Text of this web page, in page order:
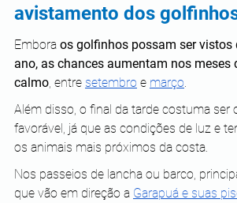
avistamento dos
Embora os golfinhos possam ser vistos
ano, as chances aumentam nos meses
calmo, entre setembro e março.
Além disso, o final da tarde costuma ser
favorável, já que as condições de luz e
os animais mais próximos da costa.
Nos passeios de lancha ou barco,
que vão em direção a Garapuá e suas